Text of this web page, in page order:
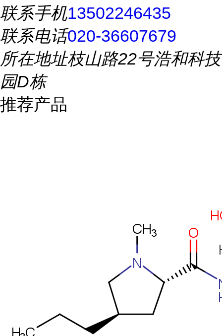
联系手机13502246435
联系电话020-36607679
所在地址枝山路22号浩和科技
园D栋
推荐产品